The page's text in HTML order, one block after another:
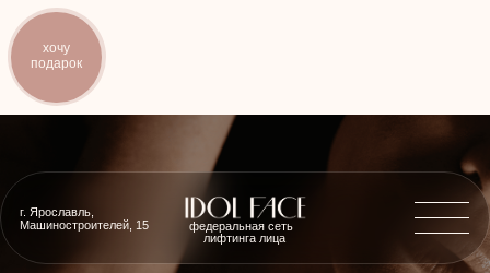
хочу
подарок
федеральная сеть